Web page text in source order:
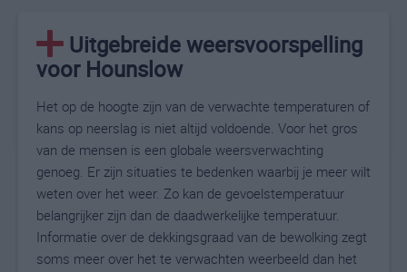
Uitgebreide weersvoorspelling
voor Hounslow
Het op de hoogte zijn van de verwachte temperaturen of
kans op neerslag is niet altijd voldoende. Voor het gros
van de mensen is een globale weersverwachting
genoeg. Er zijn situaties te bedenken waarbij je meer wilt
weten over het weer. Zo kan de gevoelstemperatuur
belangrijker zijn dan de daadwerkelijke temperatuur.
Informatie over de dekkingsgraad van de bewolking zegt
soms meer over het te verwachten weerbeeld dan het